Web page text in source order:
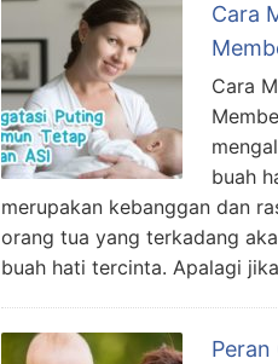
Cara
Cara
buah
merupakan kebanggan dan
orang tua yang terkadang
buah hati tercinta. Apalagi